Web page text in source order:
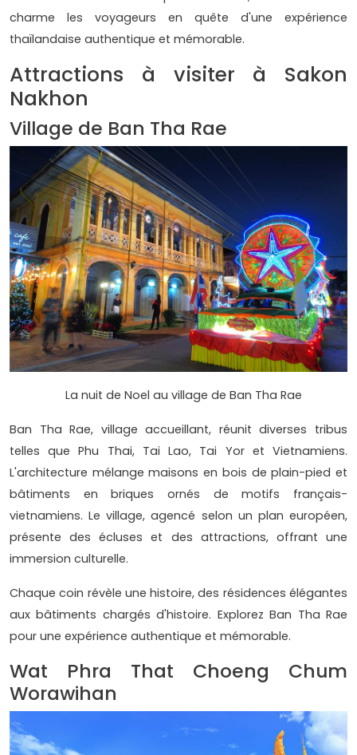
charme les voyageurs en quête d'une expérience
thaïlandaise authentique et mémorable.
Attractions à visiter à Sakon
Nakhon
Village de Ban Tha Rae
La nuit de Noel au village de Ban Tha Rae
Ban Tha Rae, village accueillant, réunit diverses tribus
telles que Phu Thai, Tai Lao, Tai Yor et Vietnamiens.
L'architecture mélange maisons en bois de plain-pied et
bâtiments en briques ornés de motifs français-
vietnamiens. Le village, agencé selon un plan européen,
présente des écluses et des attractions, offrant une
immersion culturelle.
Chaque coin révèle une histoire, des résidences élégantes
aux bâtiments chargés d'histoire. Explorez Ban Tha Rae
pour une expérience authentique et mémorable.
Wat Phra That Choeng Chum
Worawihan